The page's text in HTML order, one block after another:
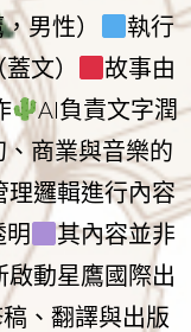
男性）
執行
文）
故事由
AI負責文字潤
、商業與音樂的
理邏輯進行內容
其內容並非
動星鷹國際出
、翻譯與出版